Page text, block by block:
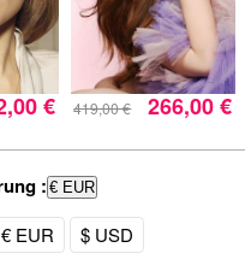
€ 419,00 € 266,00 €
:€ EUR
€ EUR $ USD